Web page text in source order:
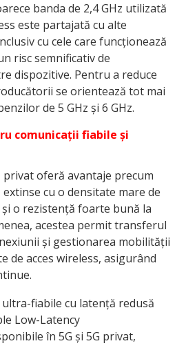
banda de 2,4 GHz utilizată
este partajată cu alte
cu cele care funcționează
risc semnificativ de
dispozitive. Pentru a reduce
se orientează tot mai
de 5 GHz și 6 GHz.
comunicații fiabile și
privat oferă avantaje precum
cu o densitate mare de
o rezistență foarte bună la
acestea permit transferul
și gestionarea mobilității
de acces wireless, asigurând
fiabile cu latență redusă
Low-Latency
în 5G și 5G privat,